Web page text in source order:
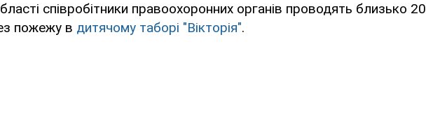
співробітники правоохоронних органів проводять близько 20
пожежу в дитячому таборі "Вікторія".